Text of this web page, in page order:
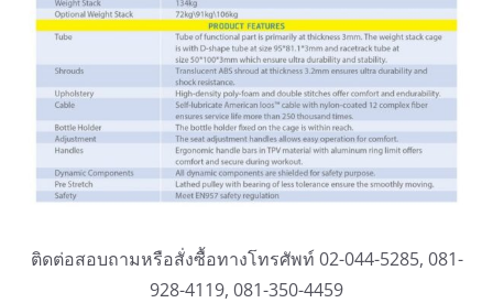
ติดต่อสอบถามหรือสั่งซื้อทางโทรศัพท์ 02-044-5285, 081-
928-4119, 081-350-4459